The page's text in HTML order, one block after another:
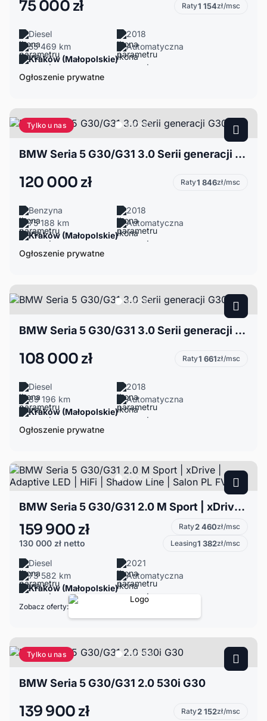
75 000 zł Raty1 154zł/msc
Diesel
2018
55 469 km
Automatyczna
Kraków (Małopolskie)
Ogłoszenie prywatne
Tylko u nas
BMW Seria 5 G30/G31 3.0 Serii generacji G30
120 000 zł Raty1 846zł/msc
Benzyna
2018
75 188 km
Automatyczna
Kraków (Małopolskie)
Ogłoszenie prywatne
BMW Seria 5 G30/G31 3.0 Serii generacji G30
108 000 zł Raty1 661zł/msc
Diesel
2018
89 196 km
Automatyczna
Kraków (Małopolskie)
Ogłoszenie prywatne
BMW Seria 5 G30/G31 2.0 M Sport | xDrive | Adaptive LED | HiFi | Shadow Line | Salon PL FV23
159 900 zł
130 000 zł netto
Raty2 460zł/msc
Leasing1 382zł/msc
Diesel
2021
73 582 km
Automatyczna
Kraków (Małopolskie)
Zobacz oferty:
Tylko u nas
BMW Seria 5 G30/G31 2.0 530i G30
139 900 zł Raty2 152zł/msc